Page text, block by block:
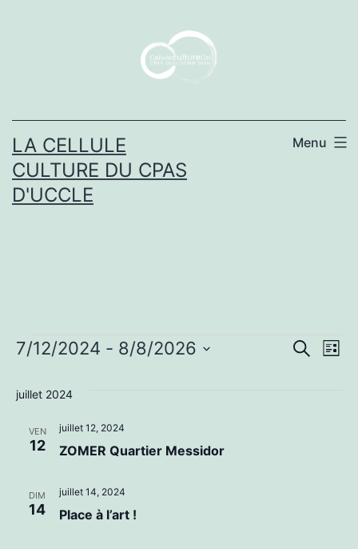
LA CELLULE
CULTURE DU CPAS
D'UCCLE
Menu
ÉvènementsRecherche
Liste
7/12/2024 - 8/8/2026
une
juillet 2024
VEN
12 ZOMER Quartier Messidor
juillet 12, 2024
DIM
14 Place à l’art !
juillet 14, 2024